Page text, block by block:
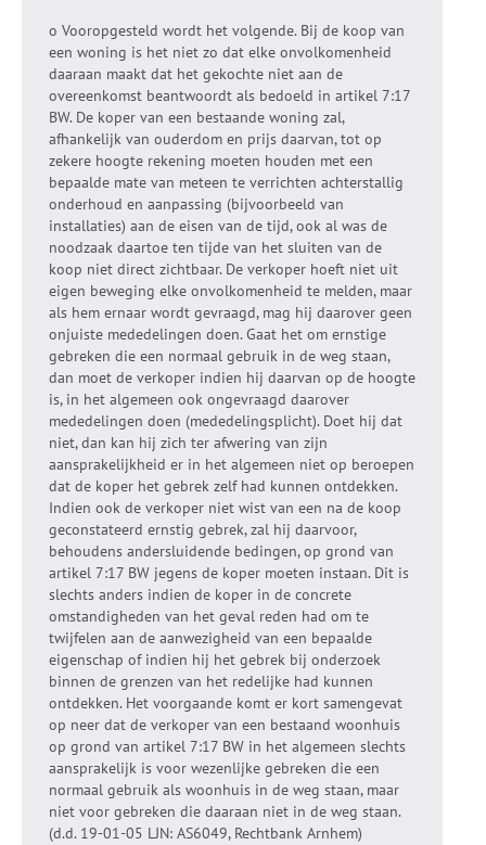
o Vooropgesteld wordt het volgende. Bij de koop van
een woning is het niet zo dat elke onvolkomenheid
daaraan maakt dat het gekochte niet aan de
overeenkomst beantwoordt als bedoeld in artikel 7:17
BW. De koper van een bestaande woning zal,
afhankelijk van ouderdom en prijs daarvan, tot op
zekere hoogte rekening moeten houden met een
bepaalde mate van meteen te verrichten achterstallig
onderhoud en aanpassing (bijvoorbeeld van
installaties) aan de eisen van de tijd, ook al was de
noodzaak daartoe ten tijde van het sluiten van de
koop niet direct zichtbaar. De verkoper hoeft niet uit
eigen beweging elke onvolkomenheid te melden, maar
als hem ernaar wordt gevraagd, mag hij daarover geen
onjuiste mededelingen doen. Gaat het om ernstige
gebreken die een normaal gebruik in de weg staan,
dan moet de verkoper indien hij daarvan op de hoogte
is, in het algemeen ook ongevraagd daarover
mededelingen doen (mededelingsplicht). Doet hij dat
niet, dan kan hij zich ter afwering van zijn
aansprakelijkheid er in het algemeen niet op beroepen
dat de koper het gebrek zelf had kunnen ontdekken.
Indien ook de verkoper niet wist van een na de koop
geconstateerd ernstig gebrek, zal hij daarvoor,
behoudens andersluidende bedingen, op grond van
artikel 7:17 BW jegens de koper moeten instaan. Dit is
slechts anders indien de koper in de concrete
omstandigheden van het geval reden had om te
twijfelen aan de aanwezigheid van een bepaalde
eigenschap of indien hij het gebrek bij onderzoek
binnen de grenzen van het redelijke had kunnen
ontdekken. Het voorgaande komt er kort samengevat
op neer dat de verkoper van een bestaand woonhuis
op grond van artikel 7:17 BW in het algemeen slechts
aansprakelijk is voor wezenlijke gebreken die een
normaal gebruik als woonhuis in de weg staan, maar
niet voor gebreken die daaraan niet in de weg staan.
(d.d. 19-01-05 LJN: AS6049, Rechtbank Arnhem)